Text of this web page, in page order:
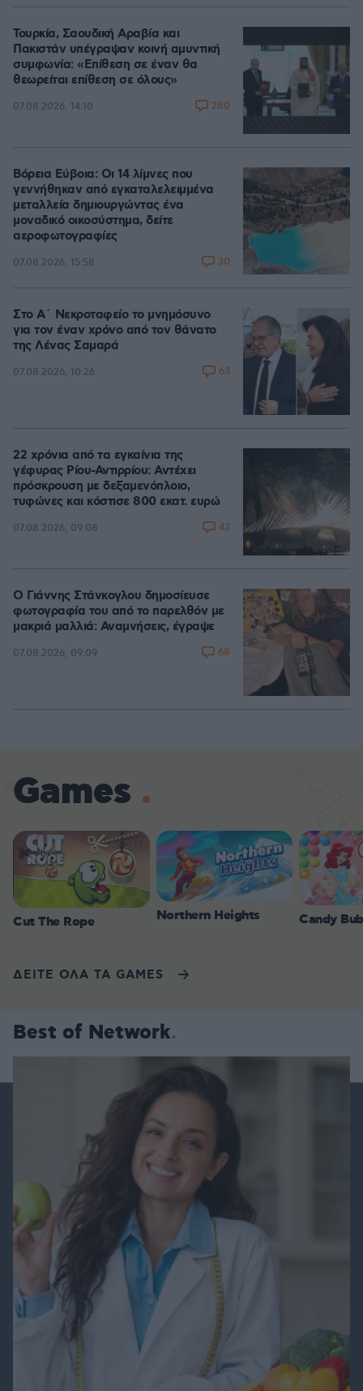
Τουρκία, Σαουδική Αραβία και
Πακιστάν υπέγραψαν κοινή αμυντική
συμφωνία: «Επίθεση σε έναν θα
θεωρείται επίθεση σε όλους»
07.08.2026, 14:10 280
Βόρεια Εύβοια: Οι 14 λίμνες που
γεννήθηκαν από εγκαταλελειμμένα
μεταλλεία δημιουργώντας ένα
μοναδικό οικοσύστημα, δείτε
αεροφωτογραφίες
07.08.2026, 15:58 30
Στο Α΄ Νεκροταφείο το μνημόσυνο
για τον έναν χρόνο από τον θάνατο
της Λένας Σαμαρά
07.08.2026, 10:26 63
22 χρόνια από τα εγκαίνια της
γέφυρας Ρίου-Αντιρρίου: Αντέχει
πρόσκρουση με δεξαμενόπλοιο,
τυφώνες και κόστισε 800 εκατ. ευρώ
07.08.2026, 09:08 43
Ο Γιάννης Στάνκογλου δημοσίευσε
φωτογραφία του από το παρελθόν με
μακριά μαλλιά: Αναμνήσεις, έγραψε
07.08.2026, 09:09 68
Games
Cut The Rope Northern Heights Candy
ΔΕΙΤΕ ΟΛΑ ΤΑ GAMES
Best of Network